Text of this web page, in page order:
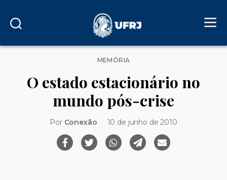
Categorias
MEMÓRIA
O estado estacionário no
mundo pós-crise
Por Conexão 10 de junho de 2010